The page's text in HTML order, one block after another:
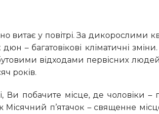
– багатовікові кліматичні
відходами первісних
років.
Місячний п’ятачок – священне